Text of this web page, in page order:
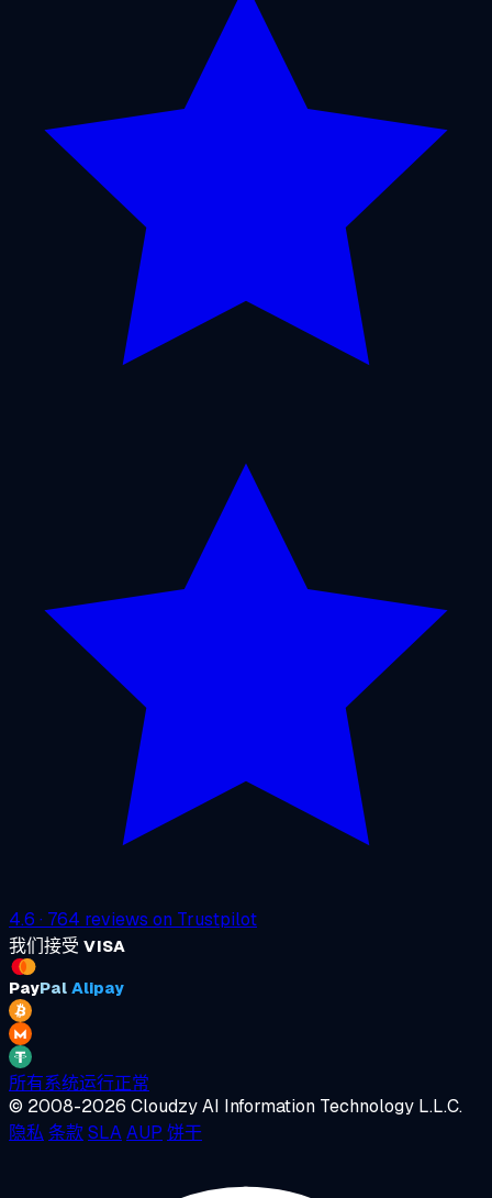
4.6 · 764 reviews on Trustpilot
我们接受 VISA
PayPal Alipay
所有系统运行正常
© 2008-2026 Cloudzy AI Information Technology L.L.C.
隐私 条款SLAAUP 饼干